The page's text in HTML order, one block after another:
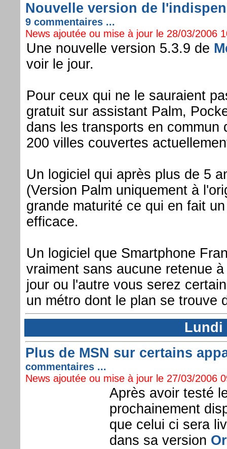
Nouvelle version de
9 commentaires ...
News ajoutée ou mise à jour le 28/03/2006
Une nouvelle version 5.3.9 de
voir le jour.
Pour ceux qui ne le sauraient
gratuit sur assistant Palm,
dans les transports en commun
200 villes couvertes
Un logiciel qui après plus de 5
(Version Palm uniquement à
grande maturité ce qui en fait
efficace.
Un logiciel que Smartphone
vraiment sans aucune retenue
jour ou l'autre vous serez
un métro dont le plan se trouve
Lundi
Plus de MSN sur certains
commentaires ...
News ajoutée ou mise à jour le 27/03/2006
Après avoir testé
prochainement
que celui ci sera
dans sa version